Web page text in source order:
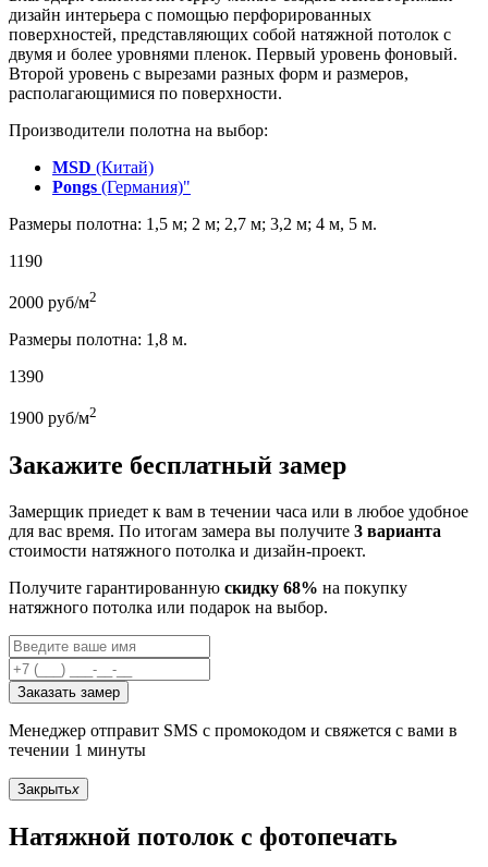
дизайн интерьера с помощью перфорированных
поверхностей, представляющих собой натяжной потолок с
двумя и более уровнями пленок. Первый уровень фоновый.
Второй уровень с вырезами разных форм и размеров,
располагающимися по поверхности.
Производители полотна на выбор:
MSD (Китай)
Pongs (Германия)"
Размеры полотна: 1,5 м; 2 м; 2,7 м; 3,2 м; 4 м, 5 м.
1190
2000 руб/м2
Размеры полотна: 1,8 м.
1390
1900 руб/м2
Закажите бесплатный замер
Замерщик приедет к вам в течении часа или в любое удобное
для вас время. По итогам замера вы получите 3 варианта
стоимости натяжного потолка и дизайн-проект.
Получите гарантированную скидку 68% на покупку
натяжного потолка или подарок на выбор.
Заказать замер
Менеджер отправит SMS с промокодом и свяжется с вами в
течении 1 минуты
Закрытьx
Натяжной потолок с фотопечать